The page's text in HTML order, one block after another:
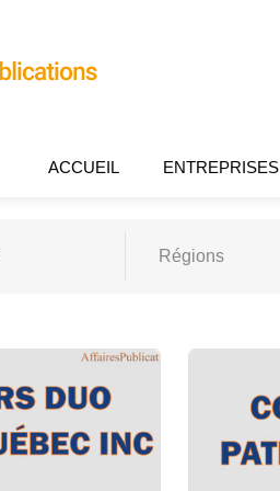
ACCUEIL ENTREPRISES